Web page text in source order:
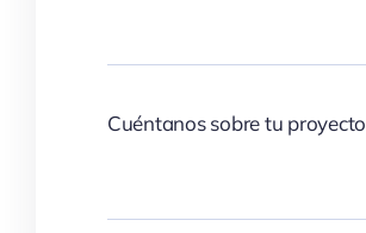
Cuéntanos sobre tu proyecto